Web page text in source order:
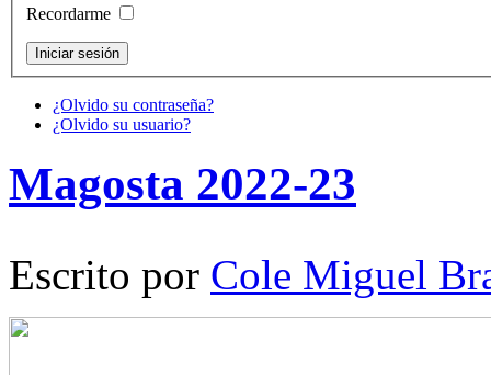
Recordarme
¿Olvido su contraseña?
¿Olvido su usuario?
Magosta 2022-23
Escrito por Cole Miguel